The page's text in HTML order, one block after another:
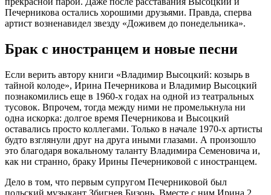
Печерникова остались хорошими друзьями. Правда, сперва
артист возненавидел звезду «Доживем до понедельника».
Брак с иностранцем и новые песни
Если верить автору книги «Владимир Высоцкий: козырь в
тайной колоде», Ирина Печерникова и Владимир Высоцкий
познакомились еще в 1960-х годах на одной из театральных
тусовок. Впрочем, тогда между ними не промелькнула ни
одна искорка: долгое время Печерникова и Высоцкий
оставались просто коллегами. Только в начале 1970-х артисты
будто взглянули друг на друга иными глазами. А произошло
это благодаря вокальному таланту Владимира Семеновича и,
как ни странно, браку Ирины Печерниковой с иностранцем.
Дело в том, что первым супругом Печерниковой был
польский музыкант Збигнев Бизонь. Вместе с ним Ирина 2